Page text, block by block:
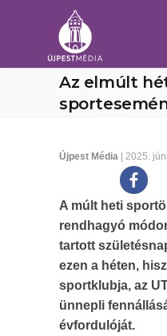
Az elmúlt
Újpest Média | 2025.
A múlt heti
rendhagyó
tartott
ezen a héten,
sportklubja, az
ünnepli
évfordulóját.